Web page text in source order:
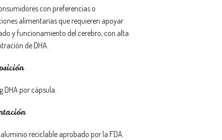
con preferencias o
alimentarias que requieren apoyar
y funcionamiento del cerebro, con alta
de DHA.
DHA por cápsula.
reciclable aprobado por la FDA.